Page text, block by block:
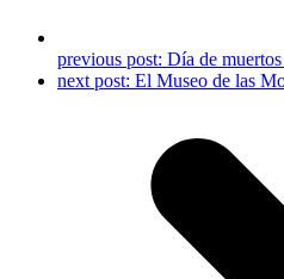
previous post: Día de
next post: El Museo de las